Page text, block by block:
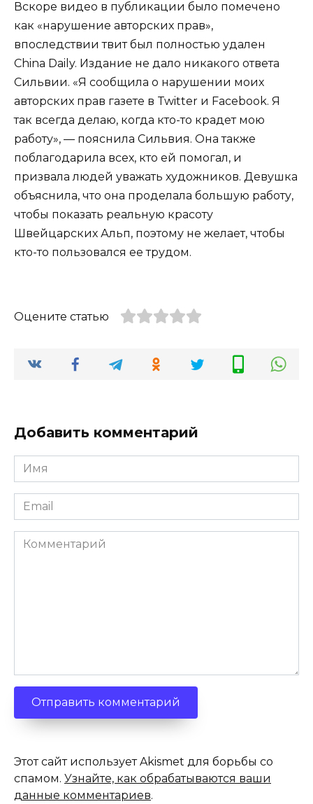
Вскоре видео в публикации было помечено
как «нарушение авторских прав»,
впоследствии твит был полностью удален
China Daily. Издание не дало никакого ответа
Сильвии. «Я сообщила о нарушении моих
авторских прав газете в Twitter и Facebook. Я
так всегда делаю, когда кто-то крадет мою
работу», — пояснила Сильвия. Она также
поблагодарила всех, кто ей помогал, и
призвала людей уважать художников. Девушка
объяснила, что она проделала большую работу,
чтобы показать реальную красоту
Швейцарских Альп, поэтому не желает, чтобы
кто-то пользовался ее трудом.
Оцените статью
Добавить комментарий
Имя
*
Email
*
Комментарий
Этот сайт использует Akismet для борьбы со
спамом. Узнайте, как обрабатываются ваши
данные комментариев.